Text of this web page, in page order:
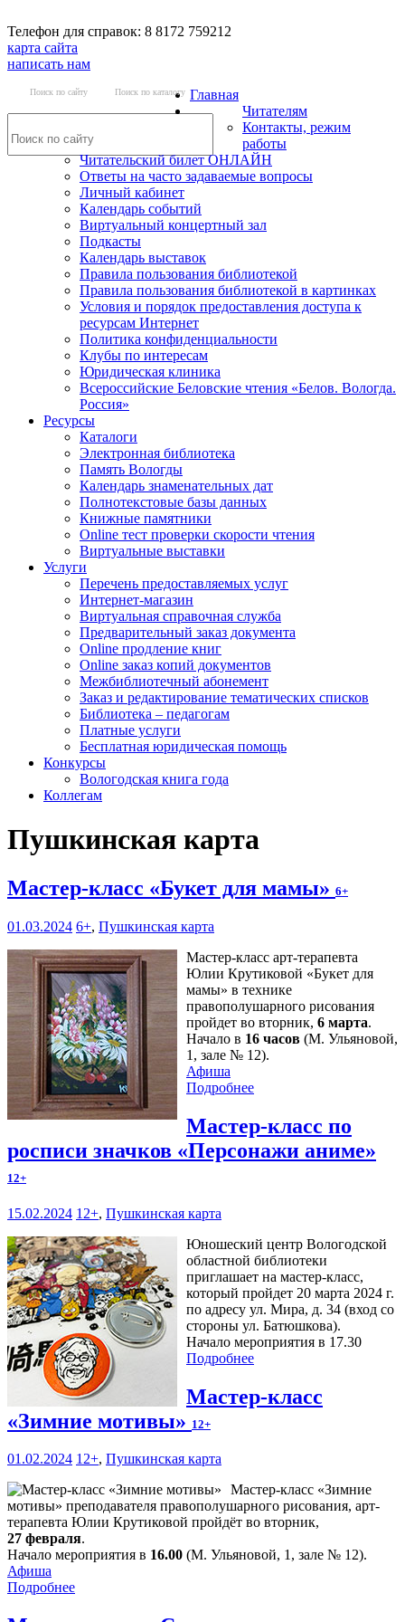
Телефон для справок: 8 8172 759212
карта сайта
написать нам
Поиск по сайту Поиск по каталогу Главная
Читателям
Контакты, режим
работы
Читательский билет ОНЛАЙН
Ответы на часто задаваемые вопросы
Личный кабинет
Календарь событий
Виртуальный концертный зал
Подкасты
Календарь выставок
Правила пользования библиотекой
Правила пользования библиотекой в картинках
Условия и порядок предоставления доступа к
ресурсам Интернет
Политика конфиденциальности
Клубы по интересам
Юридическая клиника
Всероссийские Беловские чтения «Белов. Вологда.
Россия»
Ресурсы
Каталоги
Электронная библиотека
Память Вологды
Календарь знаменательных дат
Полнотекстовые базы данных
Книжные памятники
Online тест проверки скорости чтения
Виртуальные выставки
Услуги
Перечень предоставляемых услуг
Интернет-магазин
Виртуальная справочная служба
Предварительный заказ документа
Online продление книг
Online заказ копий документов
Межбиблиотечный абонемент
Заказ и редактирование тематических списков
Библиотека – педагогам
Платные услуги
Бесплатная юридическая помощь
Конкурсы
Вологодская книга года
Коллегам
Пушкинская карта
Мастер-класс «Букет для мамы» 6+
01.03.2024 6+, Пушкинская карта
Мастер-класс арт-терапевта
Юлии Крутиковой «Букет для
мамы» в технике
правополушарного рисования
пройдет во вторник, 6 марта.
Начало в 16 часов (М. Ульяновой,
1, зале № 12).
Афиша
Подробнее
Мастер-класс по
росписи значков «Персонажи аниме»
12+
15.02.2024 12+, Пушкинская карта
Юношеский центр Вологодской
областной библиотеки
приглашает на мастер-класс,
который пройдет 20 марта 2024 г.
по адресу ул. Мира, д. 34 (вход со
стороны ул. Батюшкова).
Начало мероприятия в 17.30
Подробнее
Мастер-класс
«Зимние мотивы» 12+
01.02.2024 12+, Пушкинская карта
Мастер-класс «Зимние
мотивы» преподавателя правополушарного рисования, арт-
терапевта Юлии Крутиковой пройдёт во вторник,
27 февраля.
Начало мероприятия в 16.00 (М. Ульяновой, 1, зале № 12).
Афиша
Подробнее